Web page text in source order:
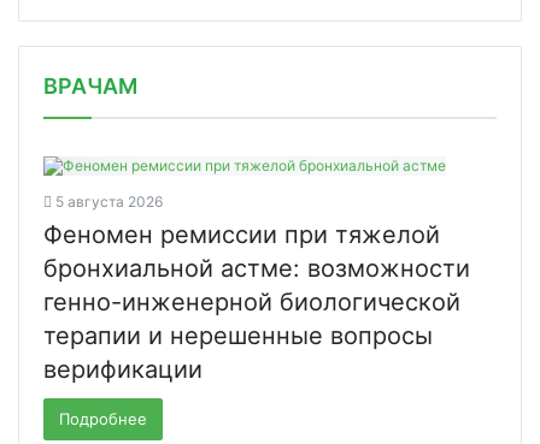
ВРАЧАМ
5 августа 2026
Феномен ремиссии при тяжелой
бронхиальной астме: возможности
генно-инженерной биологической
терапии и нерешенные вопросы
верификации
Подробнее